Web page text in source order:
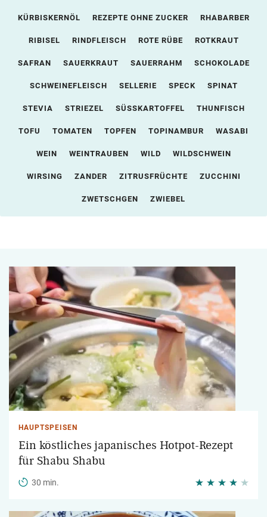
KÜRBISKERNÖL REZEPTE OHNE ZUCKER RHABARBER
RIBISEL RINDFLEISCH ROTE RÜBE ROTKRAUT
SAFRAN SAUERKRAUT SAUERRAHM SCHOKOLADE
SCHWEINEFLEISCH SELLERIE SPECK SPINAT
STEVIA STRIEZEL SÜSSKARTOFFEL THUNFISCH
TOFU TOMATEN TOPFEN TOPINAMBUR WASABI
WEIN WEINTRAUBEN WILD WILDSCHWEIN
WIRSING ZANDER ZITRUSFRÜCHTE ZUCCHINI
ZWETSCHGEN ZWIEBEL
HAUPTSPEISEN
Ein köstliches japanisches Hotpot-Rezept
für Shabu Shabu
30 min.